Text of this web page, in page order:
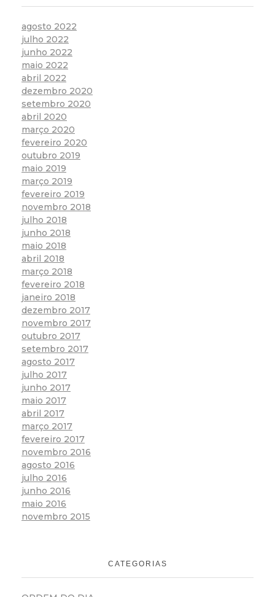
agosto 2022
julho 2022
junho 2022
maio 2022
abril 2022
dezembro 2020
setembro 2020
abril 2020
março 2020
fevereiro 2020
outubro 2019
maio 2019
março 2019
fevereiro 2019
novembro 2018
julho 2018
junho 2018
maio 2018
abril 2018
março 2018
fevereiro 2018
janeiro 2018
dezembro 2017
novembro 2017
outubro 2017
setembro 2017
agosto 2017
julho 2017
junho 2017
maio 2017
abril 2017
março 2017
fevereiro 2017
novembro 2016
agosto 2016
julho 2016
junho 2016
maio 2016
novembro 2015
CATEGORIAS